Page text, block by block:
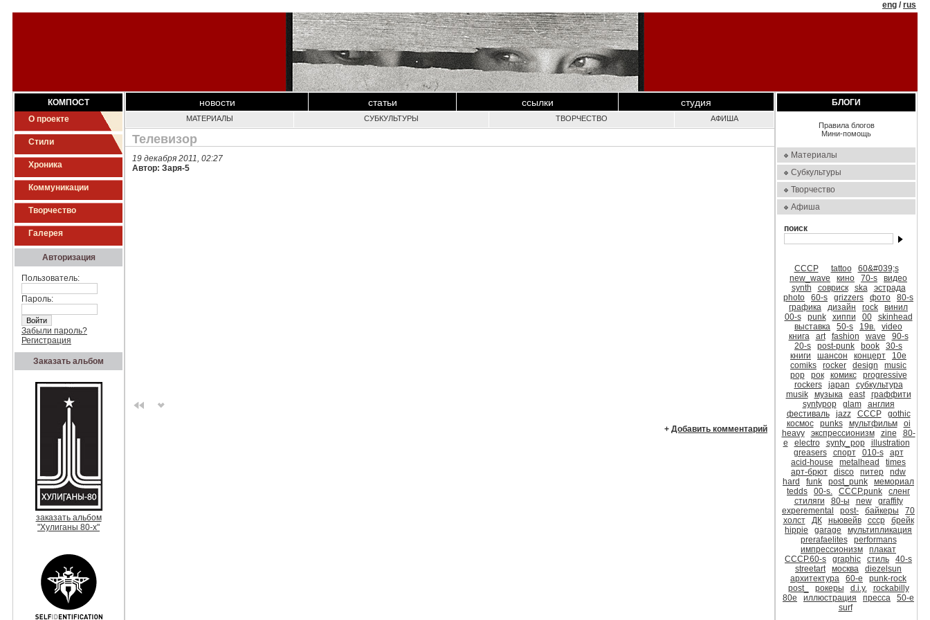
КОМПОСТ
О проекте
Стили
Хроника
Коммуникации
Творчество
Галерея
Авторизация
Пользователь:
Пароль:
Забыли пароль?
Регистрация
Заказать альбом
заказать альбом
"Хулиганы 80-х"
eng /rus
новости статьи ссылки студия
МАТЕРИАЛЫ СУБКУЛЬТУРЫ ТВОРЧЕСТВО АФИША
Телевизор
19 декабря 2011, 02:27
Автор: Заря-5
+ Добавить комментарий
БЛОГИ
Правила блогов
Мини-помощь
Материалы
Субкультуры
Творчество
Афиша
поиск
СССР tattoo
60&#039;s
new_wave
кино 70-s
видео
synth
совриск ska
эстрада
photo
60-s grizzers фото
80-s
графика
дизайн rock
винил
00-s
punk хиппи 00
skinhead
выставка
50-s 19в.
video
книга
art fashion wave
90-s
20-s
post-punk book
30-s
книги
шансон концерт
10е
comiks
rocker design
music
pop
рок комикс
progressive
rockers
japan
субкультура
musik
музыка east
граффити
syntypop
glam
англия
фестиваль
jazz CCCР
gothic
космос
punks мультфильм
oi
heavy
экспрессионизм zine
80-
е
electro synty_pop
illustration
greasers
спорт 010-s
арт
acid-house
metalhead
times
арт-брют
disco питер
ndw
hard
funk post_punk
мемориал
tedds
00-s. CCCР.punk
сленг
стиляги
80-ы new
graffity
experemental
post- байкеры
70
холст
ДК ньювейв ссср
брейк
hippie
garage
мультипликация
prerafaelites
performans
импрессионизм
плакат
СССР.60-s
graphic стиль
40-s
streetart
москва
diezelsun
архитектура
60-е
punk-rock
post_
рокеры d.i.y.
rockabilly
80е
иллюстрация пресса
50-е
surf